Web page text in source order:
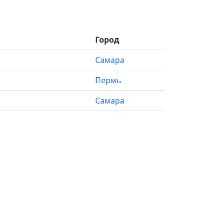
Город
Самара
Пермь
Самара